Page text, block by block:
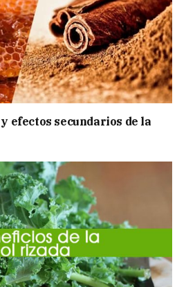
efectos secundarios de la